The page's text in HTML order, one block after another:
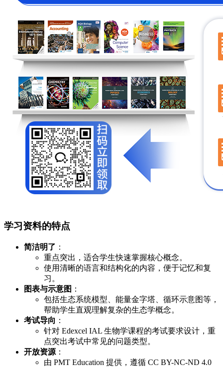
学习资料的特点
简洁明了 ：
重点突出，适合学生快速掌握核心概念。
使用清晰的语言和结构化的内容，便于记忆和复
习。
图表与示意图 ：
包括生态系统模型、能量金字塔、循环示意图等，
帮助学生直观理解复杂的生态学概念。
考试导向 ：
针对 Edexcel IAL 生物学课程的考试要求设计，重
点突出考试中常见的问题类型。
开放资源 ：
由 PMT Education 提供，遵循 CC BY-NC-ND 4.0